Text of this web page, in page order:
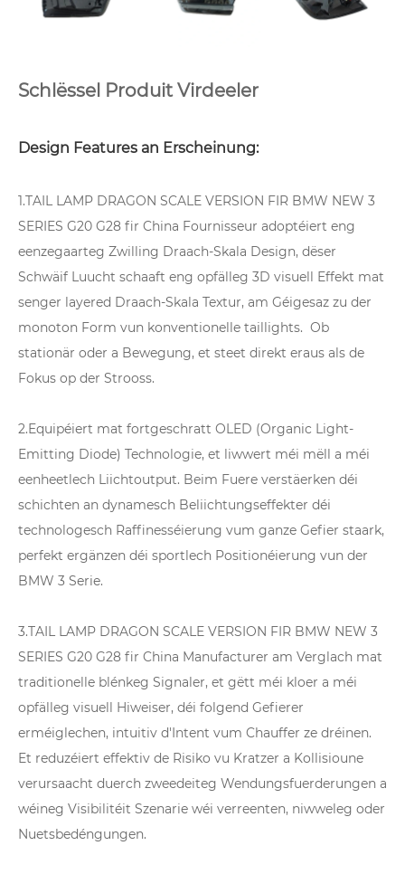
Schlëssel Produit Virdeeler
Design Features an Erscheinung:
1.TAIL LAMP DRAGON SCALE VERSION FIR BMW NEW 3
SERIES G20 G28 fir China Fournisseur adoptéiert eng
eenzegaarteg Zwilling Draach-Skala Design, dëser
Schwäif Luucht schaaft eng opfälleg 3D visuell Effekt mat
senger layered Draach-Skala Textur, am Géigesaz zu der
monoton Form vun konventionelle taillights. Ob
stationär oder a Bewegung, et steet direkt eraus als de
Fokus op der Strooss.
2.Equipéiert mat fortgeschratt OLED (Organic Light-
Emitting Diode) Technologie, et liwwert méi mëll a méi
eenheetlech Liichtoutput. Beim Fuere verstäerken déi
schichten an dynamesch Beliichtungseffekter déi
technologesch Raffinesséierung vum ganze Gefier staark,
perfekt ergänzen déi sportlech Positionéierung vun der
BMW 3 Serie.
3.TAIL LAMP DRAGON SCALE VERSION FIR BMW NEW 3
SERIES G20 G28 fir China Manufacturer am Verglach mat
traditionelle blénkeg Signaler, et gëtt méi kloer a méi
opfälleg visuell Hiweiser, déi folgend Gefierer
erméiglechen, intuitiv d'Intent vum Chauffer ze dréinen.
Et reduzéiert effektiv de Risiko vu Kratzer a Kollisioune
verursaacht duerch zweedeiteg Wendungsfuerderungen a
wéineg Visibilitéit Szenarie wéi verreenten, niwweleg oder
Nuetsbedéngungen.